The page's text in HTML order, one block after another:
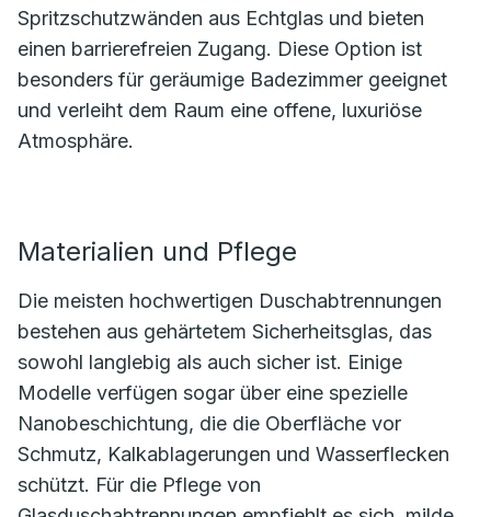
Spritzschutzwänden aus Echtglas und bieten
einen barrierefreien Zugang. Diese Option ist
besonders für geräumige Badezimmer geeignet
und verleiht dem Raum eine offene, luxuriöse
Atmosphäre.
Materialien und Pflege
Die meisten hochwertigen Duschabtrennungen
bestehen aus gehärtetem Sicherheitsglas, das
sowohl langlebig als auch sicher ist. Einige
Modelle verfügen sogar über eine spezielle
Nanobeschichtung, die die Oberfläche vor
Schmutz, Kalkablagerungen und Wasserflecken
schützt. Für die Pflege von